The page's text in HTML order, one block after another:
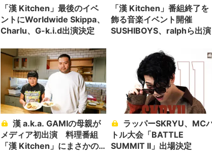
「漢 Kitchen」最後のイベ
ントにWorldwide Skippa、
Charlu、G-k.i.d出演決定
「漢 Kitchen」番組終了を
飾る音楽イベント開催
SUSHIBOYS、ralphら出演
漢 a.k.a. GAMIの母親が
メディア初出演 料理番組
「漢 Kitchen」にまさかの
トル大会「BATTLE
SUMMIT II」出場決定